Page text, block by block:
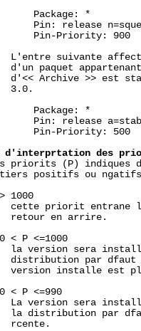
Package: *
Pin: release
Pin-Priority: 900
L'entre suivante
d'un paquet
d'<< Archive >> est
3.0.
Package: *
Pin: release
Pin-Priority: 500
d'interprtation des
priorits (P) indiques
positifs ou
1000
cette priorit entrane
retour en arrire.
< P <=1000
la version sera
distribution par
version installe est
< P <=990
La version sera
la distribution par
rcente.